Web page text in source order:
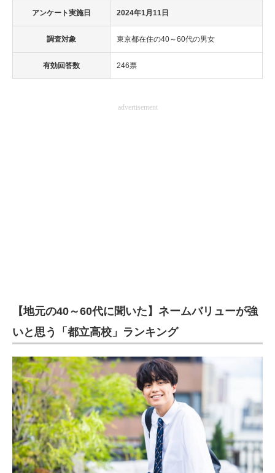
アンケート実施日 2024年1月11日
調査対象 東京都在住の40～60代の男女
有効回答数 246票
advertisement
【地元の40～60代に聞いた】ネームバリューが強
いと思う「都立高校」ランキング